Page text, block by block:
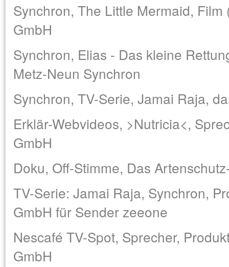
Synchron, The Little Mermaid,
GmbH
Synchron, Elias - Das kleine
Metz-Neun Synchron
Synchron, TV-Serie, Jamai Raja,
Erklär-Webvideos, >Nutricia<,
GmbH
Doku, Off-Stimme, Das
TV-Serie: Jamai Raja, Synchron,
GmbH für Sender zeeone
Nescafé TV-Spot, Sprecher,
GmbH